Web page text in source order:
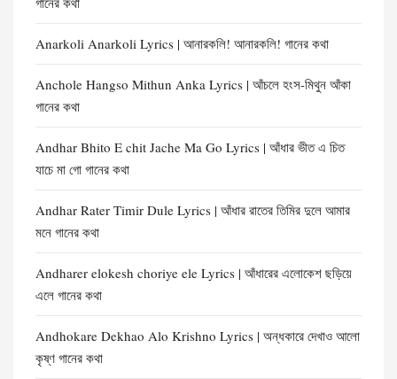
Anarkoli Anarkoli Lyrics | আনারকলি! আনারকলি! গানের কথা
Anchole Hangso Mithun Anka Lyrics | আঁচলে হংস-মিথুন আঁকা
গানের কথা
Andhar Bhito E chit Jache Ma Go Lyrics | আঁধার ভীত এ চিত
যাচে মা গো গানের কথা
Andhar Rater Timir Dule Lyrics | আঁধার রাতের তিমির দুলে আমার
মনে গানের কথা
Andharer elokesh choriye ele Lyrics | আঁধারের এলোকেশ ছড়িয়ে
এলে গানের কথা
Andhokare Dekhao Alo Krishno Lyrics | অন্ধকারে দেখাও আলো
কৃষ্ণ গানের কথা